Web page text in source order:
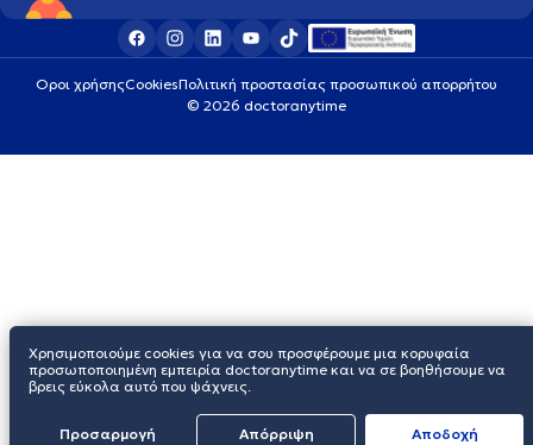
Οροι χρήσηςCookiesΠολιτική προστασίας προσωπικού απορρήτου
© 2026 doctoranytime
Χρησιμοποιούμε cookies για να σου προσφέρουμε μια κορυφαία
προσωποποιημένη εμπειρία doctoranytime και να σε βοηθήσουμε να
βρεις εύκολα αυτό που ψάχνεις.
Προσαρμογή Απόρριψη Aποδοχή